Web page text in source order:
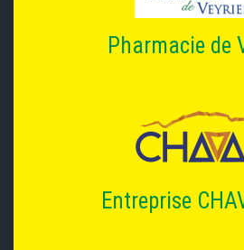
Pharmacie de
Entreprise